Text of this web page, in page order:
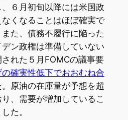
６月初旬以降には米国政
くなることはほぼ確実で
た、債務不履行に陥った
ン政権は準備していない
れた５月FOMCの議事要
確実性低下でおおむね合
原油の在庫量が予想を超
、需要が増加しているこ
た。